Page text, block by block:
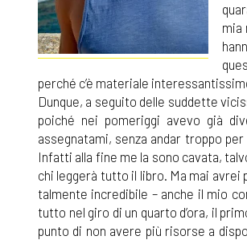
mia
perché c’è materiale
Dunque, a seguito delle suddette
poiché nei pomeriggi avevo già
assegnatami, senza andar troppo
Infatti alla fine me la sono cavata,
chi leggerà tutto il libro. Ma mai avrei
talmente incredibile – anche il mio
tutto nel giro di un quarto d’ora, il
punto di non avere più risorse a